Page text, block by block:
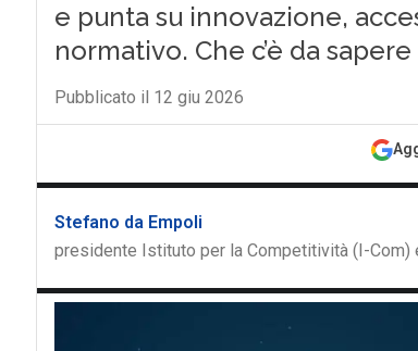
e punta su innovazione,
normativo. Che c’è da sapere
Pubblicato il 12 giu 2026
Stefano da Empoli
presidente Istituto per la Competitività (I-Com)